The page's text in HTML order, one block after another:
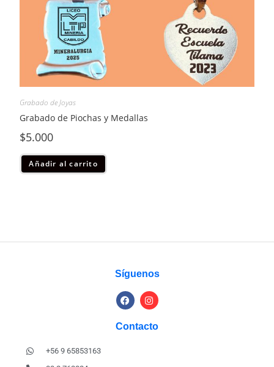
Grabado de Joyas
Grabado de Piochas y Medallas
$5.000
Añadir al carrito
Síguenos
Contacto
+56 9 65853163